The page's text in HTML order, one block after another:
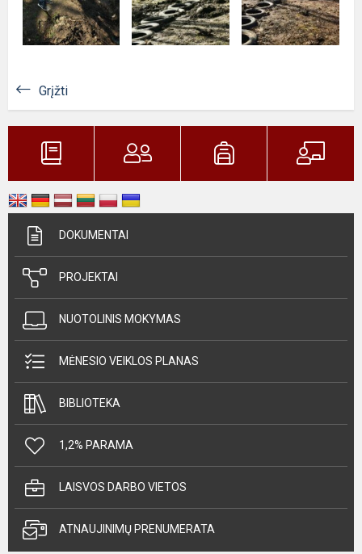
Grįžti
DOKUMENTAI
PROJEKTAI
NUOTOLINIS MOKYMAS
MĖNESIO VEIKLOS PLANAS
BIBLIOTEKA
1,2% PARAMA
LAISVOS DARBO VIETOS
ATNAUJINIMŲ PRENUMERATA